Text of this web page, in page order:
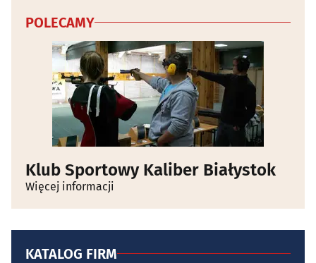
POLECAMY
Klub Sportowy Kaliber Białystok
Więcej informacji
KATALOG FIRM